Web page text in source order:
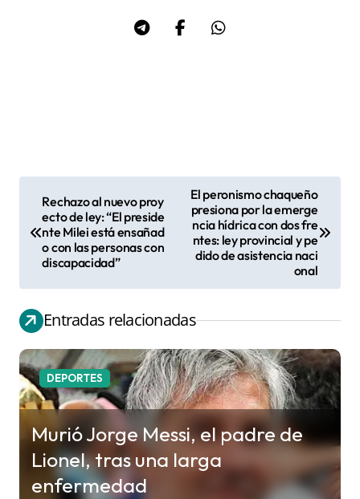
a
c
i
ó
n
d
Rechazo al nuevo proy
ecto de ley: “El preside
nte Milei está ensañad
o con las personas con
discapacidad”
El peronismo chaqueño
presiona por la emerge
ncia hídrica con dos fre
ntes: ley provincial y pe
dido de asistencia naci
onal
Entradas relacionadas
DEPORTES
Murió Jorge Messi, el padre de
Lionel, tras una larga
enfermedad